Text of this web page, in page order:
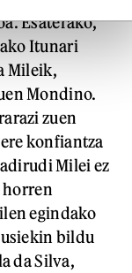
Esaterako,
Itunari
Mileik,
Mondino.
zuen
konfiantza
Milei ez
horren
egindako
bildu
da Silva,